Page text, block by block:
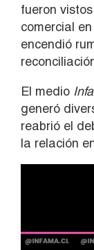
fueron
comercial
encendió
El medio
generó
reabrió el
la relación